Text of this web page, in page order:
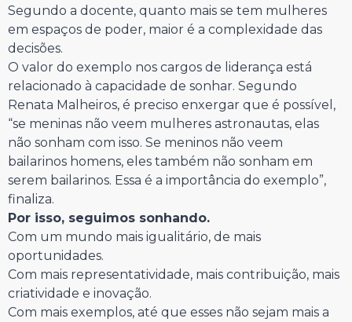
Segundo a docente, quanto mais se tem mulheres
em espaços de poder, maior é a complexidade das
decisões.
O valor do exemplo nos cargos de liderança está
relacionado à capacidade de sonhar. Segundo
Renata Malheiros, é preciso enxergar que é possível,
“se meninas não veem mulheres astronautas, elas
não sonham com isso. Se meninos não veem
bailarinos homens, eles também não sonham em
serem bailarinos. Essa é a importância do exemplo”,
finaliza.
Por isso, seguimos sonhando.
Com um mundo mais igualitário, de mais
oportunidades.
Com mais representatividade, mais contribuição, mais
criatividade e inovação.
Com mais exemplos, até que esses não sejam mais a